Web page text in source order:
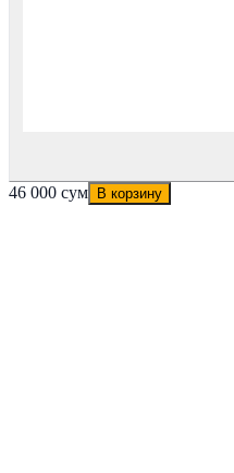
46 000 сум В корзину